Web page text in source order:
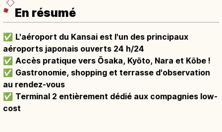
En résumé
✅ L'aéroport du Kansai est l'un des principaux
aéroports japonais ouverts 24 h/24
✅ Accès pratique vers Ōsaka, Kyōto, Nara et Kōbe !
✅ Gastronomie, shopping et terrasse d'observation
au rendez-vous
✅ Terminal 2 entièrement dédié aux compagnies low-
cost